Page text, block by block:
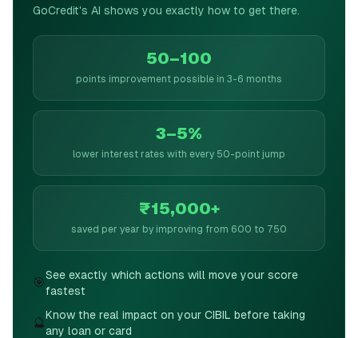
GoCredit's AI shows you exactly how to get there.
50–100
points improvement possible in 3-6 months
3–5%
lower interest rates with every 50-point jump
₹15,000+
saved per year by improving from 600 to 750
🎯See exactly which actions will move your score
fastest
🔮Know the real impact on your CIBIL before taking
any loan or card